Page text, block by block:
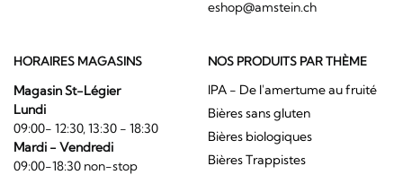
eshop@amstein.ch
HORAIRES MAGASINS
Magasin St-Légier
Lundi
09:00- 12:30, 13:30 - 18:30
Mardi - Vendredi
09:00-18:30 non-stop
NOS PRODUITS PAR THÈME
IPA - De l'amertume au fruité
Bières sans gluten
Bières biologiques
Bières Trappistes